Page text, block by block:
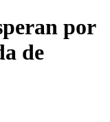
por
de